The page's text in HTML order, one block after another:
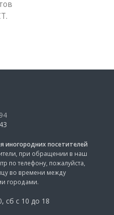
иногородних посетителей
при обращении в наш
по телефону, пожалуйста,
во времени между
городами.
сб с 10 до 18